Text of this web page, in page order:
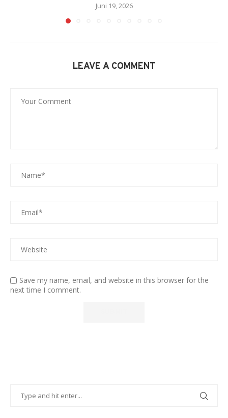
Juni 19, 2026
LEAVE A COMMENT
Save my name, email, and website in this browser for the
next time I comment.